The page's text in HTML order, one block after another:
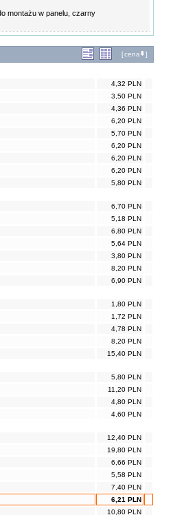
montażu w panelu, czarny
[cena ]
4,32 PLN
3,50 PLN
4,36 PLN
6,20 PLN
5,70 PLN
6,20 PLN
6,20 PLN
6,20 PLN
5,80 PLN
6,70 PLN
5,18 PLN
6,80 PLN
5,64 PLN
3,80 PLN
8,20 PLN
6,90 PLN
1,80 PLN
1,72 PLN
4,78 PLN
8,20 PLN
15,40 PLN
5,80 PLN
11,20 PLN
4,80 PLN
4,60 PLN
12,40 PLN
19,80 PLN
6,66 PLN
5,58 PLN
7,40 PLN
6,21 PLN
10,80 PLN